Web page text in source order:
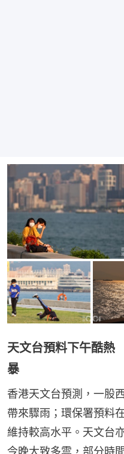
天文台預料下午酷
暴
香港天文台預測，一股
帶來驟雨；環保署預料
維持較高水平。天文台
今晚大致多雲，部分時